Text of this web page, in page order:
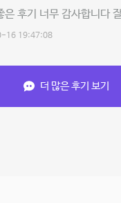
후기 너무 감사합니다
16 19:47:08
더 많은 후기 보기